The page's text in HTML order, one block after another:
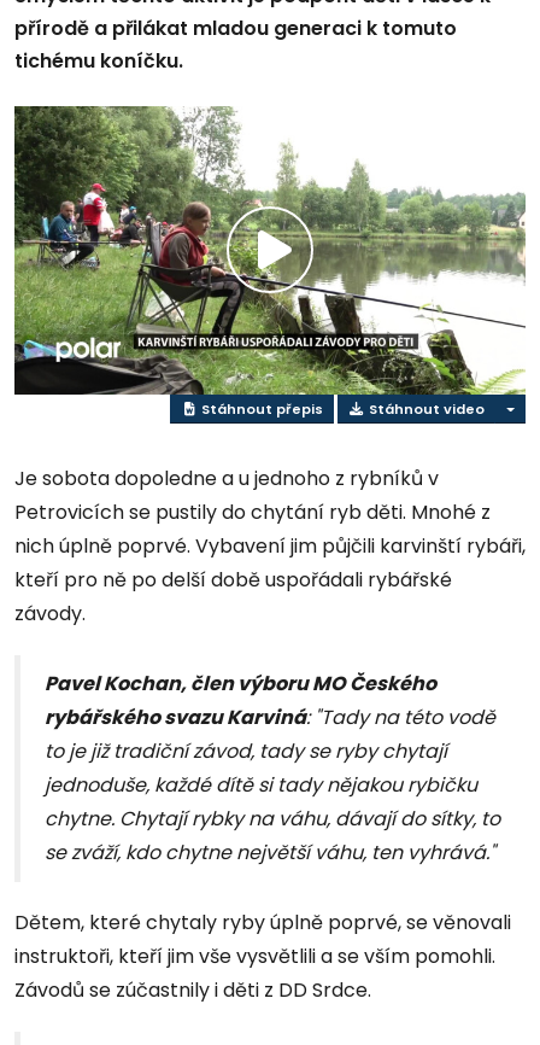
přírodě a přilákat mladou generaci k tomuto
tichému koníčku.
Přehrát
video
Stáhnout přepis Stáhnout video
Je sobota dopoledne a u jednoho z rybníků v
Petrovicích se pustily do chytání ryb děti. Mnohé z
nich úplně poprvé. Vybavení jim půjčili karvinští rybáři,
kteří pro ně po delší době uspořádali rybářské
závody.
Pavel Kochan, člen výboru MO Českého
rybářského svazu Karviná: "Tady na této vodě
to je již tradiční závod, tady se ryby chytají
jednoduše, každé dítě si tady nějakou rybičku
chytne. Chytají rybky na váhu, dávají do sítky, to
se zváží, kdo chytne největší váhu, ten vyhrává."
Dětem, které chytaly ryby úplně poprvé, se věnovali
instruktoři, kteří jim vše vysvětlili a se vším pomohli.
Závodů se zúčastnily i děti z DD Srdce.